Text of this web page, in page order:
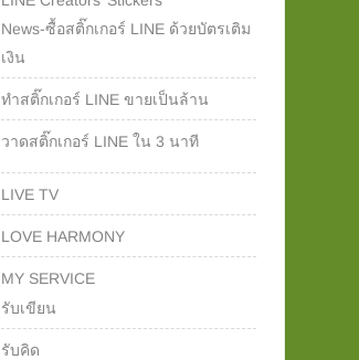
News-ซื้อสติ๊กเกอร์ LINE ด้วยบัตรเติม
เงิน
ทำสติ๊กเกอร์ LINE ขายเป็นล้าน
วาดสติ๊กเกอร์ LINE ใน 3 นาที
LIVE TV
LOVE HARMONY
MY SERVICE
รับเขียน
รับคิด